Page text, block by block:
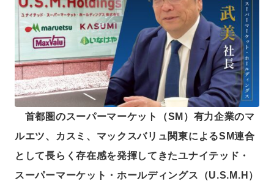
「スーパーマーケットにおける中食の未来」執筆の他、コーネル大学リテ
ール・マネジメント・プログラム・オブ・ジャパン講師、スーパーマーケ
ットGood Action Initiatives推薦委員なども務める。ファイナンス修士
（専門職）（中央大学）。モットーは「正直であること」。
首都圏のスーパーマーケット（SM）有力企業のマ
ルエツ、カスミ、マックスバリュ関東によるSM連合
として長らく存在感を発揮してきたユナイテッド・
スーパーマーケット・ホールディングス（U.S.M.H）